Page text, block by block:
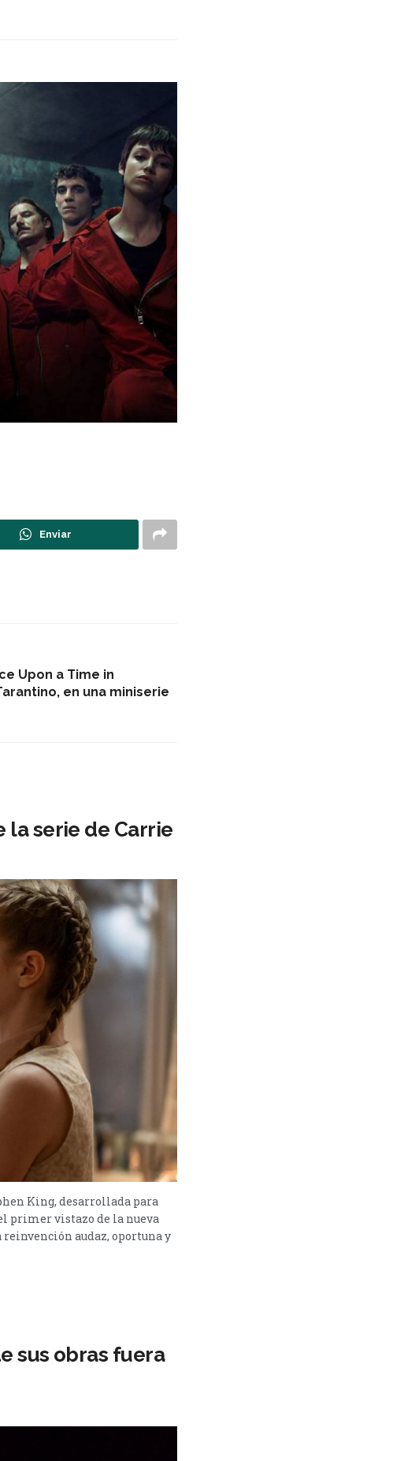
Enviar
Upon a Time in
en una miniserie
la serie de Carrie
King, desarrollada para
primer vistazo de la nueva
reinvención audaz, oportuna y
sus obras fuera